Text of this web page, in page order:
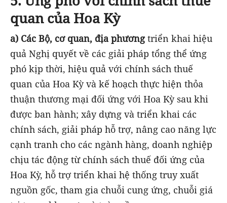
quan của Hoa Kỳ
a) Các Bộ, cơ quan, địa phươngtriển khai hiệu
quả Nghị quyết về các giải pháp tổng thể ứng
phó kịp thời, hiệu quả với chính sách thuế
quan của Hoa Kỳ và kế hoạch thực hiện thỏa
thuận thương mại đối ứng với Hoa Kỳ sau khi
được ban hành; xây dựng và triển khai các
chính sách, giải pháp hỗ trợ, nâng cao năng lực
cạnh tranh cho các ngành hàng, doanh nghiệp
chịu tác động từ chính sách thuế đối ứng của
Hoa Kỳ, hỗ trợ triển khai hệ thống truy xuất
nguồn gốc, tham gia chuỗi cung ứng, chuỗi giá